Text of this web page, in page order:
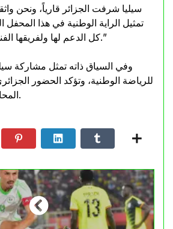
تمثيل الراية الوطنية في هذا
كل الدعم لها ولفريقها الفني، ونؤمن بإمكانياتها.”
وفي السياق ذاته تمثل مشاركة
للرياضة الوطنية، وتؤكد الحضور
المحافل الرياضية الدولية.